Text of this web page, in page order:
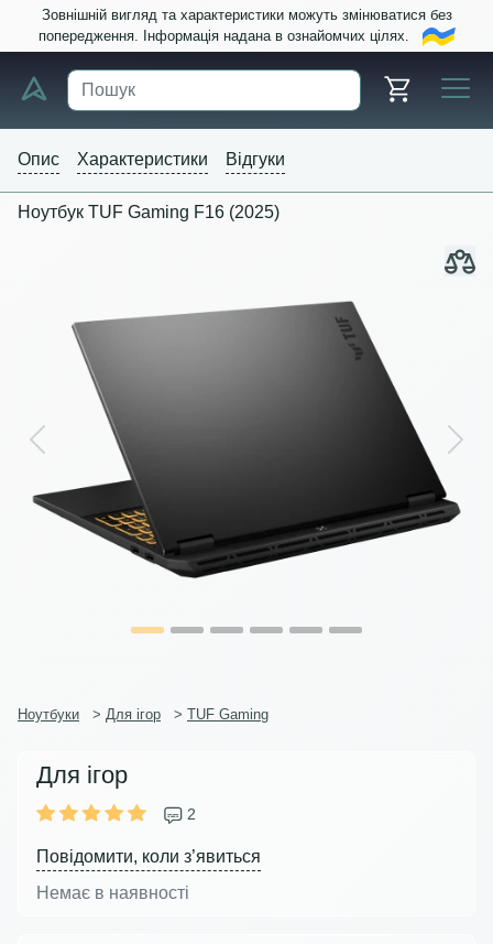
Зовнішній вигляд та характеристики можуть змінюватися без
попередження. Інформація надана в ознайомчих цілях.
Опис Характеристики Відгуки
Ноутбук TUF Gaming F16 (2025)
Previous Next
Ноутбуки > Для ігор > TUF Gaming
Для ігор
2
Повідомити, коли з’явиться
Немає в наявності